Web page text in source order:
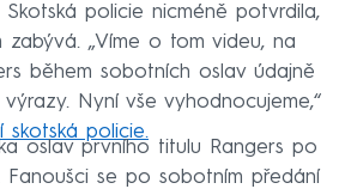
policie nicméně potvrdila,
„Víme o tom videu, na
během sobotních oslav údajně
Nyní vše vyhodnocujeme,“
skotská policie.
oslav prvního titulu Rangers po
Fanoušci se po sobotním předání